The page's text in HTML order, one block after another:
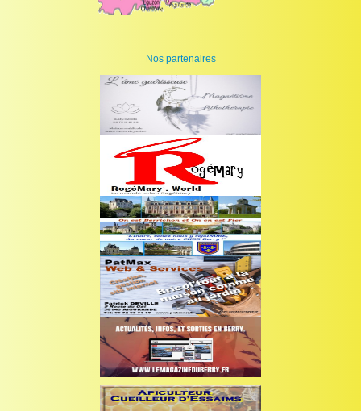
Nos partenaires